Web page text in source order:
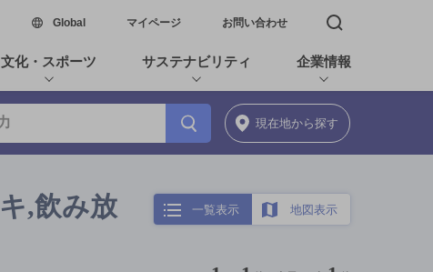
Global新しいウィンドウで開く
マイページ お問い合わせ 検索窓を開く
文化・スポーツ サステナビリティ 企業情報
現在地から探す
,飲み放
一覧表示 地図表示